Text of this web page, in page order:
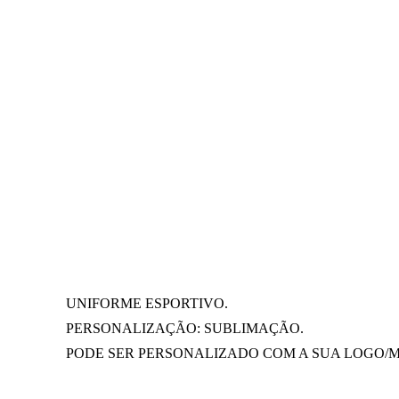
UNIFORME ESPORTIVO.
PERSONALIZAÇÃO: SUBLIMAÇÃO.
PODE SER PERSONALIZADO COM A SUA LOGO/